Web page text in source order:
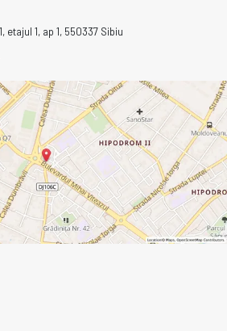
etajul 1, ap 1, 550337 Sibiu